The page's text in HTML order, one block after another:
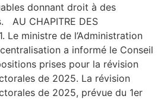
donnant droit à des
AU CHAPITRE DES
Le ministre de l’Administration
a informé le Conseil
prises pour la révision
de 2025. La révision
de 2025, prévue du 1er